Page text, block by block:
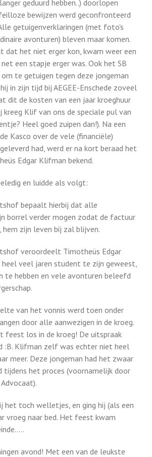
geduurd hebben..) doorlopen
bewijzen werd geconfronteerd
getuigenverklaringen (met foto's
avonturen) bleven maar komen.
dat het niet erger kon, kwam weer een
een stapje erger was. Ook het SB
te getuigen tegen deze jongeman
in zijn tijd bij AEGEE-Enschede zoveel
dit de kosten van een jaar kroeghuur
kreeg Klif van ons de speciale pul van
Heel goed zuipen dan!). Na een
Kasco over de vele (financiële)
had, werd er na kort beraad het
Edgar Klifman bekend.
en luidde als volgt:
bepaalt hierbij dat alle
borrel verder mogen zodat de factuur
zijn leven bij zal blijven.
veroordeelt Timotheüs Edgar
heel veel jaren student te zijn geweest,
te hebben en vele avonturen beleefd
van het vonnis werd toen onder
door alle aanwezigen in de kroeg.
feest los in de kroeg! De uitspraak
:B. Klifman zelf was echter niet heel
meer. Deze jongeman had het zwaar
tijdens het proces (voornamelijk door
het toch welletjes, en ging hij (als een
vroeg naar bed. Het feest kwam
avond! Met een van de leukste